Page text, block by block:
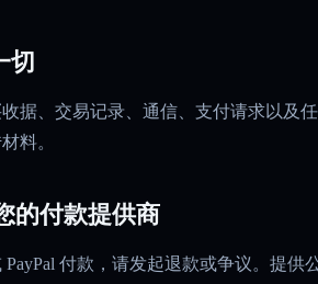
切
据、交易记录、通信、支付请求以及
料。
的付款提供商
付款，请发起退款或争议。提供